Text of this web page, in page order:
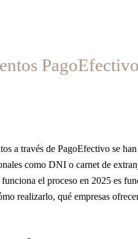
a través de PagoEfectivo se
como DNI o carnet de
el proceso en 2025 es
realizarlo, qué empresas